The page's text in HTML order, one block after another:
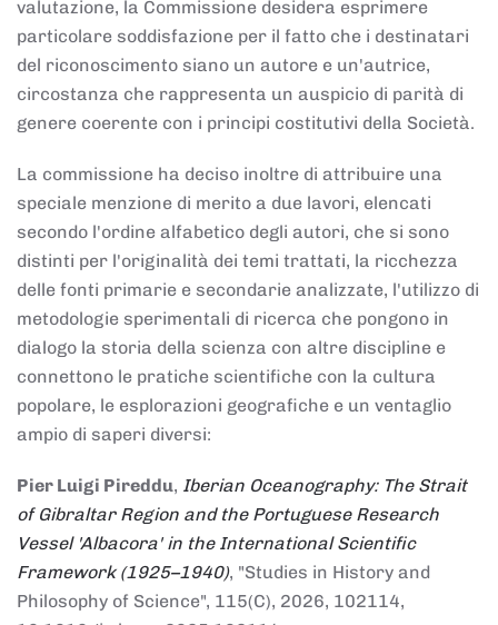
valutazione, la Commissione desidera esprimere
particolare soddisfazione per il fatto che i destinatari
del riconoscimento siano un autore e un'autrice,
circostanza che rappresenta un auspicio di parità di
genere coerente con i principi costitutivi della Società.
La commissione ha deciso inoltre di attribuire una
speciale menzione di merito a due lavori, elencati
secondo l'ordine alfabetico degli autori, che si sono
distinti per l'originalità dei temi trattati, la ricchezza
delle fonti primarie e secondarie analizzate, l'utilizzo di
metodologie sperimentali di ricerca che pongono in
dialogo la storia della scienza con altre discipline e
connettono le pratiche scientifiche con la cultura
popolare, le esplorazioni geografiche e un ventaglio
ampio di saperi diversi:
Pier Luigi Pireddu, Iberian Oceanography: The Strait
of Gibraltar Region and the Portuguese Research
Vessel 'Albacora' in the International Scientific
Framework (1925–1940), "Studies in History and
Philosophy of Science", 115(C), 2026, 102114,